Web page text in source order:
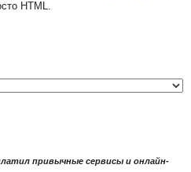
HTML.
привычные сервисы и онлайн-